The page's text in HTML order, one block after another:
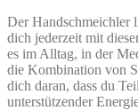
Der Handschmeichler
dich jederzeit mit
es im Alltag, in der
die Kombination von
dich daran, dass du
unterstützender